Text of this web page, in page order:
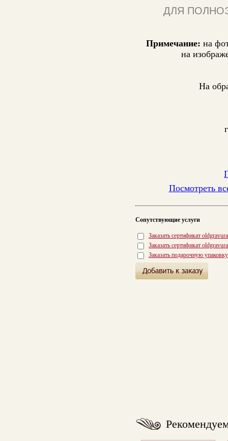
ДЛЯ
Примечание: на
на
На
Посмотреть
Сопутствующие услуги
Заказать сертификат
Заказать сертификат
Заказать подарочную